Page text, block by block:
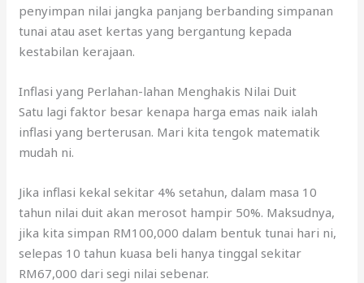
penyimpan nilai jangka panjang berbanding simpanan
tunai atau aset kertas yang bergantung kepada
kestabilan kerajaan.
Inflasi yang Perlahan-lahan Menghakis Nilai Duit
Satu lagi faktor besar kenapa harga emas naik ialah
inflasi yang berterusan. Mari kita tengok matematik
mudah ni.
Jika inflasi kekal sekitar 4% setahun, dalam masa 10
tahun nilai duit akan merosot hampir 50%. Maksudnya,
jika kita simpan RM100,000 dalam bentuk tunai hari ni,
selepas 10 tahun kuasa beli hanya tinggal sekitar
RM67,000 dari segi nilai sebenar.